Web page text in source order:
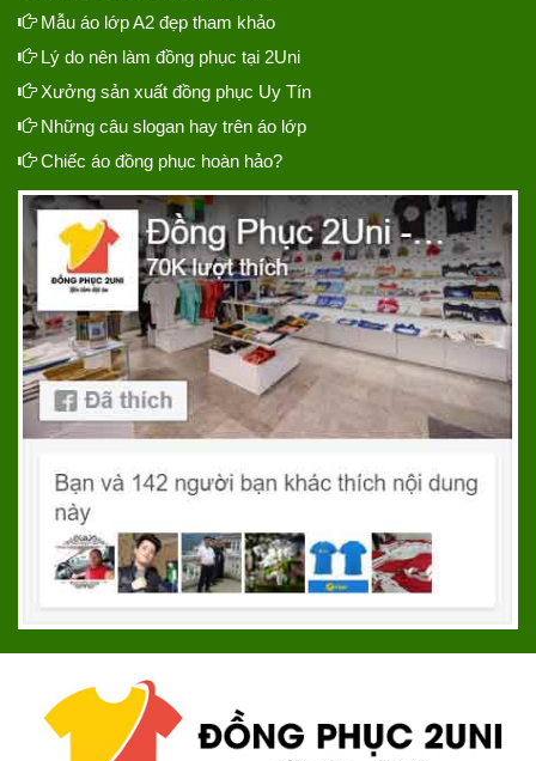
Mẫu áo lớp A2 đẹp tham khảo
Lý do nên làm đồng phục tại 2Uni
Xưởng sản xuất đồng phục Uy Tín
Những câu slogan hay trên áo lớp
Chiếc áo đồng phục hoàn hảo?